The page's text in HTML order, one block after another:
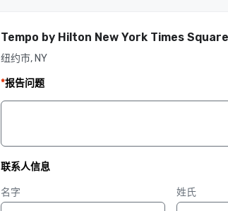
Tempo by Hilton New York Times Square
纽约市, NY
*报告问题
联系人信息
名字 姓氏